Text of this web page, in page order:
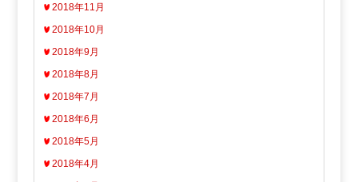
2018年11月
2018年10月
2018年9月
2018年8月
2018年7月
2018年6月
2018年5月
2018年4月